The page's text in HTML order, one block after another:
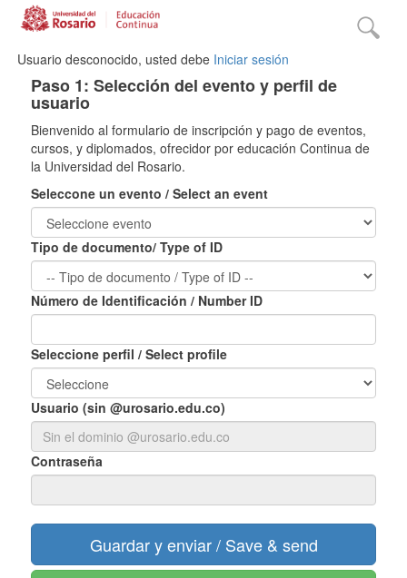
Usuario desconocido, usted debe Iniciar sesión
Paso 1: Selección del evento y perfil de
usuario
Bienvenido al formulario de inscripción y pago de eventos,
cursos, y diplomados, ofrecidor por educación Continua de
la Universidad del Rosario.
Seleccone un evento / Select an event
Tipo de documento/ Type of ID
Número de Identificación / Number ID
Seleccione perfil / Select profile
Usuario (sin @urosario.edu.co)
Contraseña